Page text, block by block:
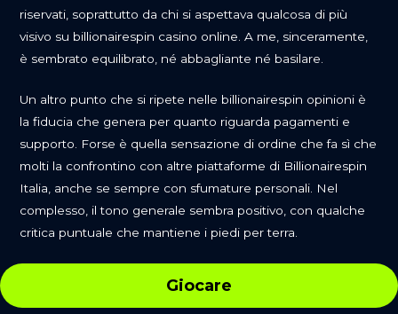
riservati, soprattutto da chi si aspettava qualcosa di più
visivo su billionairespin casino online. A me, sinceramente,
è sembrato equilibrato, né abbagliante né basilare.
Un altro punto che si ripete nelle billionairespin opinioni è
la fiducia che genera per quanto riguarda pagamenti e
supporto. Forse è quella sensazione di ordine che fa sì che
molti la confrontino con altre piattaforme di Billionairespin
Italia, anche se sempre con sfumature personali. Nel
complesso, il tono generale sembra positivo, con qualche
critica puntuale che mantiene i piedi per terra.
Giocare